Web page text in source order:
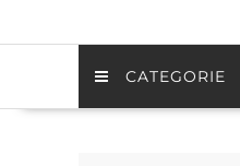
CATEGORIE